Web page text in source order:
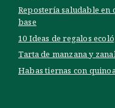
Repostería saludable en
base
10 Ideas de regalos
Tarta de manzana y
Habas tiernas con